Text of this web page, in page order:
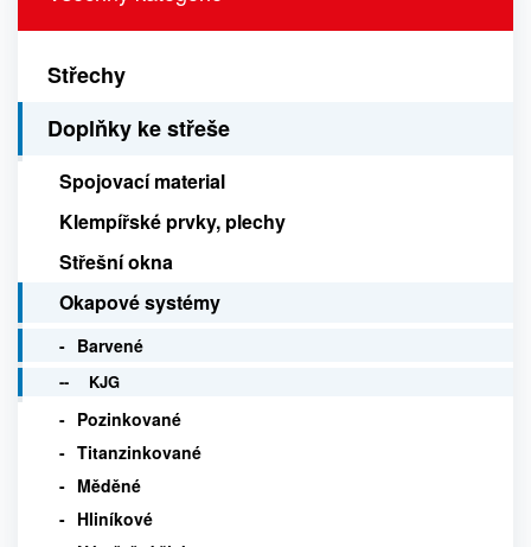
Střechy
Doplňky ke střeše
Spojovací material
Klempířské prvky, plechy
Střešní okna
Okapové systémy
Barvené
KJG
Pozinkované
Titanzinkované
Měděné
Hliníkové